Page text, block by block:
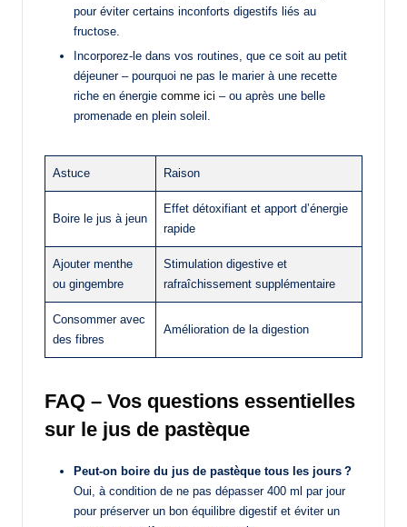
pour éviter certains inconforts digestifs liés au
fructose.
Incorporez-le dans vos routines, que ce soit au petit
déjeuner – pourquoi ne pas le marier à une recette
riche en énergie comme ici – ou après une belle
promenade en plein soleil.
Astuce Raison
Boire le jus à jeun
Effet détoxifiant et apport d’énergie
rapide
Ajouter menthe
ou gingembre
Stimulation digestive et
rafraîchissement supplémentaire
Consommer avec
des fibres
Amélioration de la digestion
FAQ – Vos questions essentielles
sur le jus de pastèque
Peut-on boire du jus de pastèque tous les jours ?
Oui, à condition de ne pas dépasser 400 ml par jour
pour préserver un bon équilibre digestif et éviter un